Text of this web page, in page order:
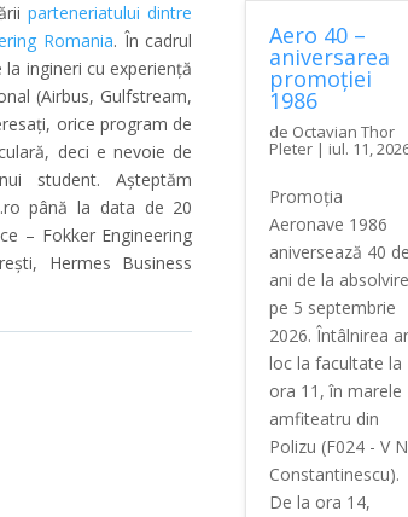
parteneriatului dintre
Romania. În cadrul
ingineri cu experiență
(Airbus, Gulfstream,
orice program de
deci e nevoie de
student. Așteptăm
până la data de 20
– Fokker Engineering
Hermes Business
Aero 40 –
aniversarea
promoției
1986
de Octavian Thor
Pleter| iul. 11,
Promoția
Aeronave 1986
aniversează 40 de
ani de la absolvire
pe 5 septembrie
2026. Întâlnirea
loc la facultate la
ora 11, în marele
amfiteatru din
Polizu (F024 - V N
Constantinescu).
De la ora 14,